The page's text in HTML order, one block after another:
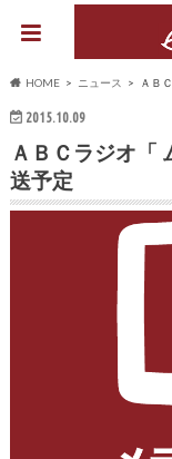
HOME ニュース ＡＢ
2015.10.09
ＡＢＣラジオ「
送予定